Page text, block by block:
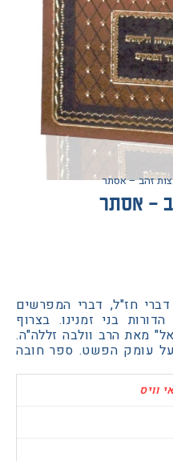
אסתר
דברי המפרשים
זמנינו. בצרוף
וולבה זללה"ה.
הפשט. ספר חובה